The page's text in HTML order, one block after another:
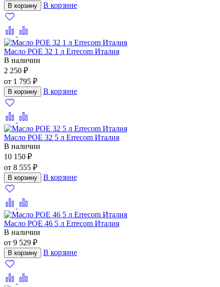
В корзину В корзине
Масло POE 32 1 л Errecom Италия
В наличии
2 250 ₽
от 1 795 ₽
В корзину В корзине
Масло POE 32 5 л Errecom Италия
В наличии
10 150 ₽
от 8 555 ₽
В корзину В корзине
Масло POE 46 5 л Errecom Италия
В наличии
от 9 529 ₽
В корзину В корзине